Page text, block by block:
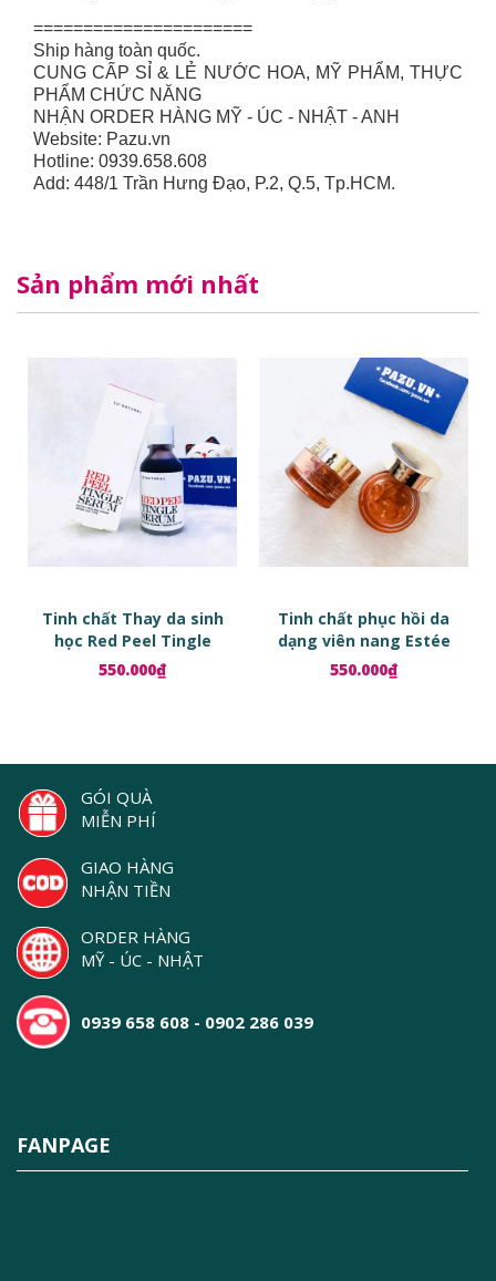
======================
Ship hàng toàn quốc.
CUNG CẤP SỈ & LẺ NƯỚC HOA, MỸ PHẨM, THỰC
PHẨM CHỨC NĂNG
NHẬN ORDER HÀNG MỸ - ÚC - NHẬT - ANH
Website: Pazu.vn
Hotline: 0939.658.608
Add: 448/1 Trần Hưng Đạo, P.2, Q.5, Tp.HCM.
Sản phẩm mới nhất
Tinh chất Thay da sinh
học Red Peel Tingle
Serum
550.000₫
Tinh chất phục hồi da
dạng viên nang Estée
Lauder Advanced Night
Repair Ampoules
550.000₫
GÓI QUÀ
MIỄN PHÍ
GIAO HÀNG
NHẬN TIỀN
ORDER HÀNG
MỸ - ÚC - NHẬT
0939 658 608 - 0902 286 039
FANPAGE